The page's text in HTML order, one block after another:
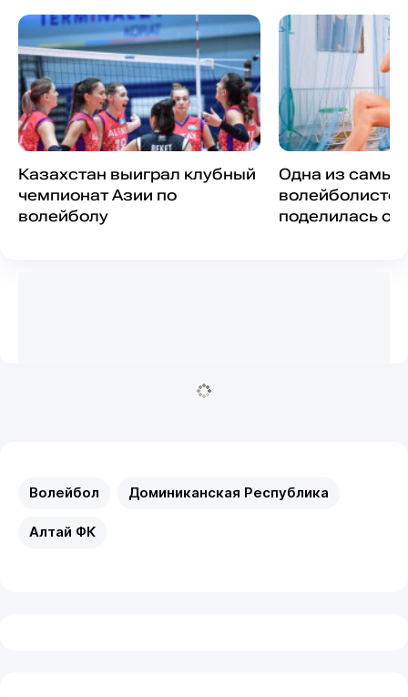
Казахстан выиграл клубный
чемпионат Азии по
волейболу
Одна из самых
поделилась
Волейбол Доминиканская Республика
Алтай ФК